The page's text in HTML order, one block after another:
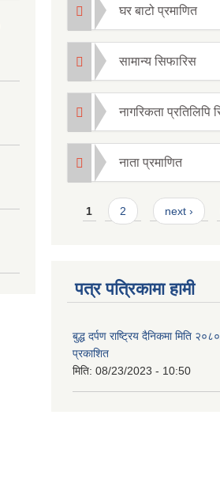
घर बाटो प्रमाणित
सामान्य सिफारिस
नागरिकता प्रतिलिपि
नाता प्रमाणित
Pages
1 2 next ›
पत्र पत्रिकामा हामी
बुद्ध दर्पण राष्ट्रिय दैनिकमा मिति
प्रकाशित
मिति: 08/23/2023 - 10:50